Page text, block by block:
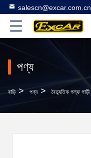
salescn@excar.com.cn
পণ্য
বাড়ি > পণ্য > বৈদ্যুতিক গল্ফ গাড়ী